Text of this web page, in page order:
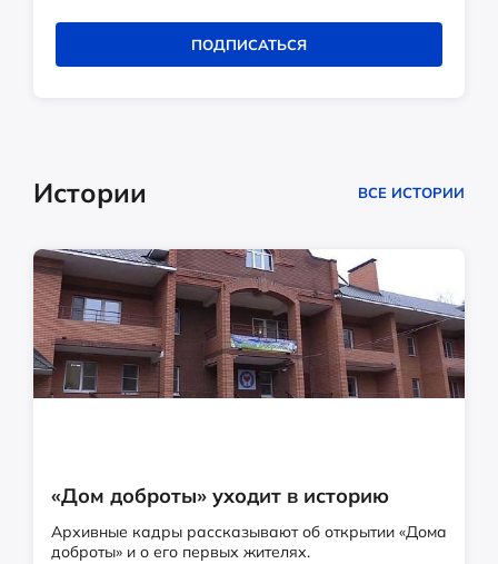
ПОДПИСАТЬСЯ
Истории ВСЕ ИСТОРИИ
«Дом доброты» уходит в историю
Архивные кадры рассказывают об открытии «Дома
доброты» и о его первых жителях.